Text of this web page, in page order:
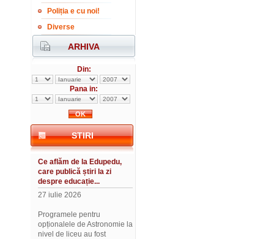
Poliția e cu noi!
Diverse
ARHIVA
Din:
Pana in:
STIRI
Ce aflăm de la Edupedu,
care publică știri la zi
despre educație...
27 iulie 2026
Programele pentru
opționalele de Astronomie la
nivel de liceu au fost